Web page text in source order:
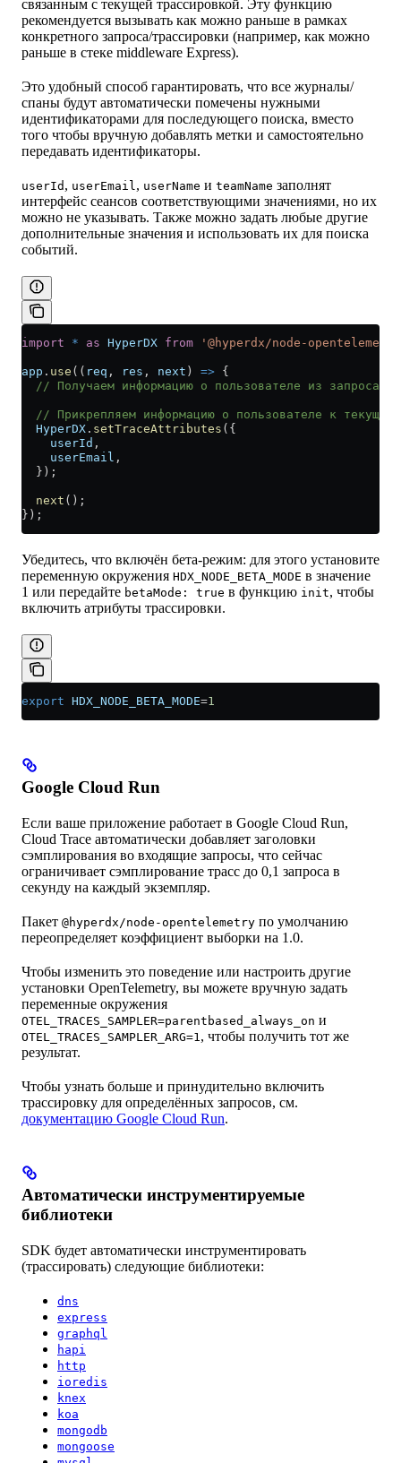
связанным с текущей трассировкой. Эту функцию
рекомендуется вызывать как можно раньше в рамках
конкретного запроса/трассировки (например, как можно
раньше в стеке middleware Express).
Это удобный способ гарантировать, что все журналы/
спаны будут автоматически помечены нужными
идентификаторами для последующего поиска, вместо
того чтобы вручную добавлять метки и самостоятельно
передавать идентификаторы.
userId , userEmail , userName и teamName заполнят
интерфейс сеансов соответствующими значениями, но их
можно не указывать. Также можно задать любые другие
дополнительные значения и использовать их для поиска
событий.
import * as HyperDX from '@hyperdx/node-
app . use (( req , res , next ) => {
  // Получаем информацию о пользователе из запроса...
// Прикрепляем информацию о пользователе к
  HyperDX
. setTraceAttributes ({
    userId
,
    userEmail
,
  });
  next
();
});
Убедитесь, что включён бета-режим: для этого установите
переменную окружения HDX_NODE_BETA_MODE в значение
1 или передайте betaMode: true в функцию init, чтобы
включить атрибуты трассировки.
export HDX_NODE_BETA_MODE=1
Google Cloud Run
Если ваше приложение работает в Google Cloud Run,
Cloud Trace автоматически добавляет заголовки
сэмплирования во входящие запросы, что сейчас
ограничивает сэмплирование трасс до 0,1 запроса в
секунду на каждый экземпляр.
Пакет @hyperdx/node-opentelemetry по умолчанию
переопределяет коэффициент выборки на 1.0.
Чтобы изменить это поведение или настроить другие
установки OpenTelemetry, вы можете вручную задать
переменные окружения
OTEL_TRACES_SAMPLER=parentbased_always_on и
OTEL_TRACES_SAMPLER_ARG=1 , чтобы получить тот же
результат.
Чтобы узнать больше и принудительно включить
трассировку для определённых запросов, см.
документацию Google Cloud Run.
Автоматически инструментируемые
библиотеки
SDK будет автоматически инструментировать
(трассировать) следующие библиотеки:
dns
express
graphql
hapi
http
ioredis
knex
koa
mongodb
mongoose